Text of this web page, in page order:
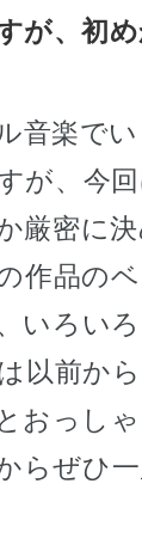
が、初
音楽で
が、今
厳密に
作品の
いろい
以前か
おっし
らぜひ